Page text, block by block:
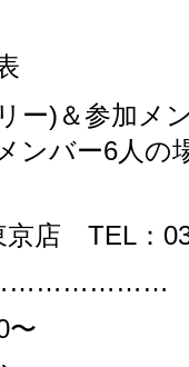
ー)＆参加メ
ンバー6人の
店 TEL：
〜